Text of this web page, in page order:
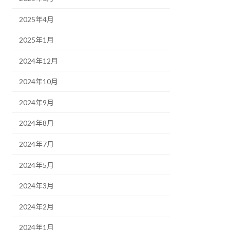
2025年4月
2025年1月
2024年12月
2024年10月
2024年9月
2024年8月
2024年7月
2024年5月
2024年3月
2024年2月
2024年1月